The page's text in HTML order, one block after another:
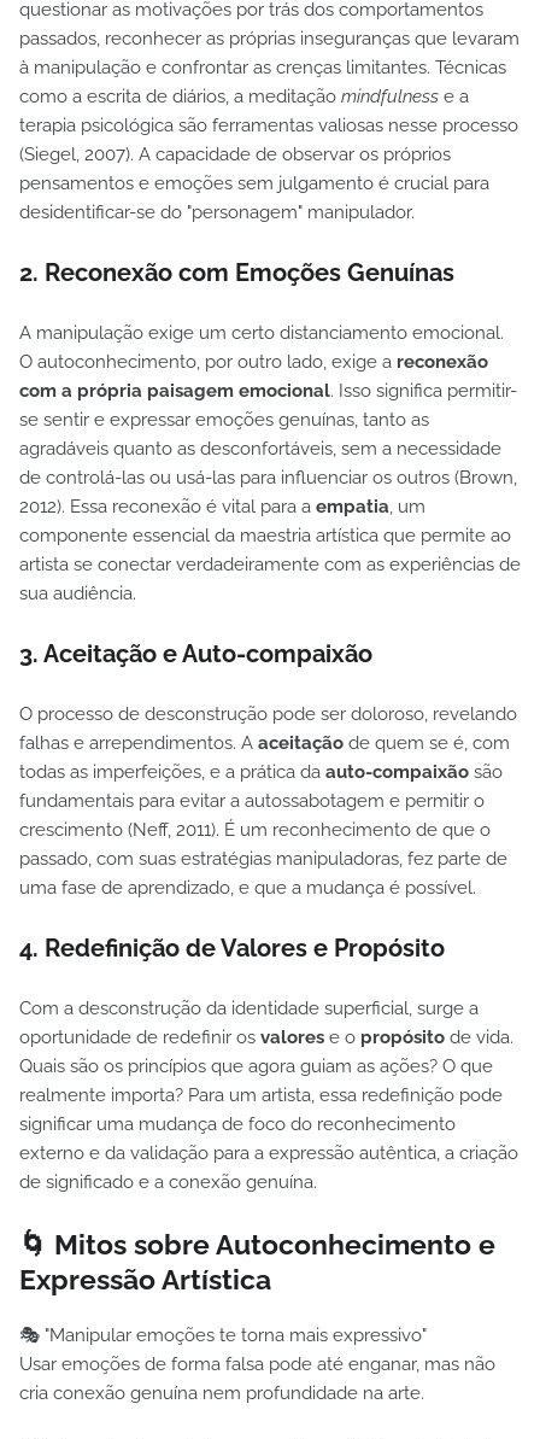
questionar as motivações por trás dos comportamentos
passados, reconhecer as próprias inseguranças que levaram
à manipulação e confrontar as crenças limitantes. Técnicas
como a escrita de diários, a meditação mindfulness e a
terapia psicológica são ferramentas valiosas nesse processo
(Siegel, 2007). A capacidade de observar os próprios
pensamentos e emoções sem julgamento é crucial para
desidentificar-se do "personagem" manipulador.
2. Reconexão com Emoções Genuínas
A manipulação exige um certo distanciamento emocional.
O autoconhecimento, por outro lado, exige a reconexão
com a própria paisagem emocional. Isso significa permitir-
se sentir e expressar emoções genuínas, tanto as
agradáveis quanto as desconfortáveis, sem a necessidade
de controlá-las ou usá-las para influenciar os outros (Brown,
2012). Essa reconexão é vital para a empatia , um
componente essencial da maestria artística que permite ao
artista se conectar verdadeiramente com as experiências de
sua audiência.
3. Aceitação e Auto-compaixão
O processo de desconstrução pode ser doloroso, revelando
falhas e arrependimentos. A aceitação de quem se é, com
todas as imperfeições, e a prática da auto-compaixão são
fundamentais para evitar a autossabotagem e permitir o
crescimento (Neff, 2011). É um reconhecimento de que o
passado, com suas estratégias manipuladoras, fez parte de
uma fase de aprendizado, e que a mudança é possível.
4. Redefinição de Valores e Propósito
Com a desconstrução da identidade superficial, surge a
oportunidade de redefinir os valores e o propósito de vida.
Quais são os princípios que agora guiam as ações? O que
realmente importa? Para um artista, essa redefinição pode
significar uma mudança de foco do reconhecimento
externo e da validação para a expressão autêntica, a criação
de significado e a conexão genuína.
🌀 Mitos sobre Autoconhecimento e
Expressão Artística
🎭 "Manipular emoções te torna mais expressivo"
Usar emoções de forma falsa pode até enganar, mas não
cria conexão genuína nem profundidade na arte.